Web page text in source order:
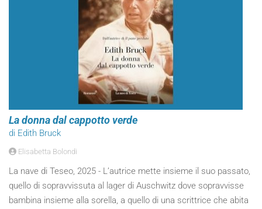
La donna dal cappotto verde
di Edith Bruck
Elisabetta Bolondi
La nave di Teseo, 2025 - L’autrice mette insieme il suo passato,
quello di sopravvissuta al lager di Auschwitz dove sopravvisse
bambina insieme alla sorella, a quello di una scrittrice che abita